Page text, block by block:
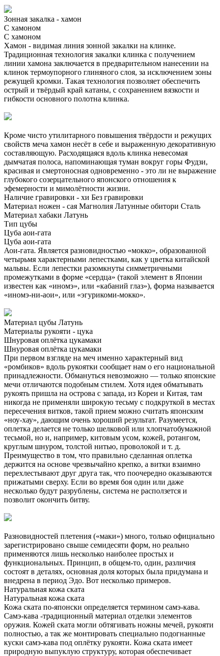
Зонная закалка - хамон
С хамоном
С хамоном
Хамон - видимая линия зонной закалки на клинке.
Традиционная технология закалки клинка с получением
линии хамона заключается в предварительном нанесении на
клинок термоупорного глиняного слоя, за исключением зоны
режущей кромки. Такая технология позволяет обеспечить
острый и твёрдый край катаны, с сохранением вязкости и
гибкости основного полотна клинка.
Кроме чисто утилитарного повышения твёрдости и режущих
свойств меча хамон несёт в себе и выраженную декоративную
составляющую. Расходящаяся вдоль клинка невесомая
дымчатая полоса, напоминающая туман вокруг горы Фудзи,
красивая и смертоносная одновременно - это ли не выражение
глубокого созерцательного японского отношения к
эфемерности и мимолётности жизни.
Наличие гравировки - хи Без гравировки
Материал ножен - сая Магнолия Латунные обитори Сталь
Материал хабаки Латунь
Тип цубы
Цуба аои-гата
Цуба аои-гата
Аои-гата. Является разновидностью «мокко», образованной
четырьмя характерными лепестками, как у цветка китайской
мальвы. Если лепестки разомкнуты симметричными
промежутками в форме «сердца» (такой элемент в Японии
известен как «иномэ», или «кабаний глаз»), форма называется
«иномэ-ни-аои», или «эгурикоми-мокко».
Материал цубы Латунь
Материалы рукояти - цука
Шнуровая оплётка цукамаки
Шнуровая оплётка цукамаки
При первом взгляде на меч именно характерный вид
«ромбиков» вдоль рукоятки сообщает нам о его национальной
принадлежности. Обмануться невозможно — только японские
мечи отличаются подобным стилем. Хотя идея обматывать
рукоять пришла на острова с запада, из Кореи и Китая, там
никогда не применяли широкую тесьму с подкруткой в местах
пересечения витков, такой прием можно считать японским
«ноу-хау», дающим очень хороший результат. Разумеется,
оплетка делается не только шелковой или хлопчатобумажной
тесьмой, но и, например, китовым усом, кожей, ротангом,
круглым шнуром, толстой нитью, проволокой и т. д.
Преимущество в том, что правильно сделанная оплетка
держится на основе чрезвычайно крепко, а витки взаимно
перехлестывают друг друга так, что поочередно оказываются
прижатыми сверху. Если во время боя один или даже
несколько будут разрублены, система не расползется и
позволит окончить битву.
Разновидностей плетения («маки») много, только официально
зарегистрировано свыше семидесяти форм, но реально
применяются лишь несколько наиболее простых и
функциональных. Принцип, в общем-то, один, различия
состоят в деталях, основная доля которых была придумана и
внедрена в период Эдо. Вот несколько примеров.
Натуральная кожа ската
Натуральная кожа ската
Кожа ската по-японски определяется термином самэ-кава.
Самэ-кава -традиционный материал отделки элементов
оружия. Кожей ската могли обтягивать ножны мечей, рукояти
полностью, а так же монтировать специально подогнанные
куски самэ-кава под оплётку рукояти. Кожа ската имеет
природную выпуклую структуру, которая обеспечивает